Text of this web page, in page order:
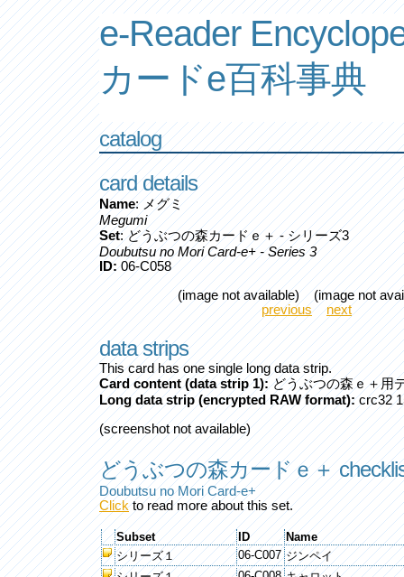
e-Reader
カードe百科事典
catalog
card details
Name: メグミ
Megumi
Set: どうぶつの森カードｅ＋ - シリーズ3
Doubutsu no Mori Card-e+ - Series 3
ID:06-C058
(image not available) (image not
previous
next
data strips
This card has one single long data strip.
Card content (data strip 1):どうぶつの森ｅ＋用
Long data strip (encrypted RAW format):crc32
(screenshot not available)
どうぶつの森カードｅ＋
Doubutsu no Mori Card-e+
Clickto read more about this set.
Subset ID
Name
シリーズ１
06-C007 ジンペイ